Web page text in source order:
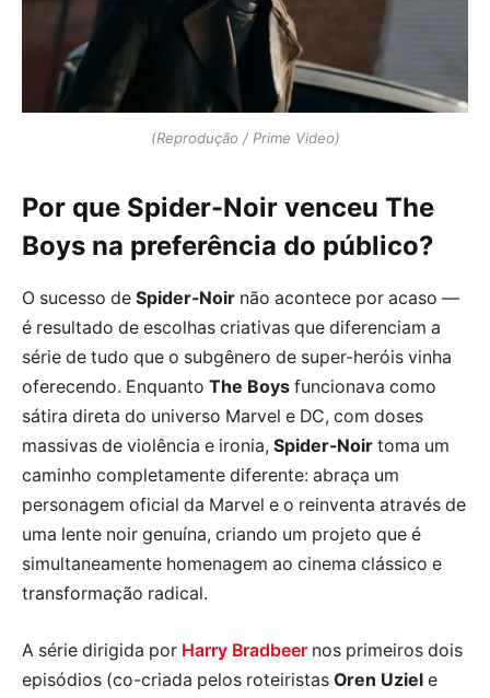
(Reprodução / Prime Video)
Por que Spider-Noir venceu The
Boys na preferência do público?
O sucesso de Spider-Noir não acontece por acaso —
é resultado de escolhas criativas que diferenciam a
série de tudo que o subgênero de super-heróis vinha
oferecendo. Enquanto The Boys funcionava como
sátira direta do universo Marvel e DC, com doses
massivas de violência e ironia, Spider-Noir toma um
caminho completamente diferente: abraça um
personagem oficial da Marvel e o reinventa através de
uma lente noir genuína, criando um projeto que é
simultaneamente homenagem ao cinema clássico e
transformação radical.
A série dirigida por Harry Bradbeer nos primeiros dois
episódios (co-criada pelos roteiristas Oren Uziel e